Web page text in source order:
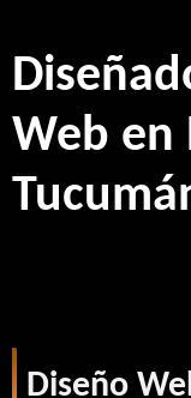
Web en
Diseño